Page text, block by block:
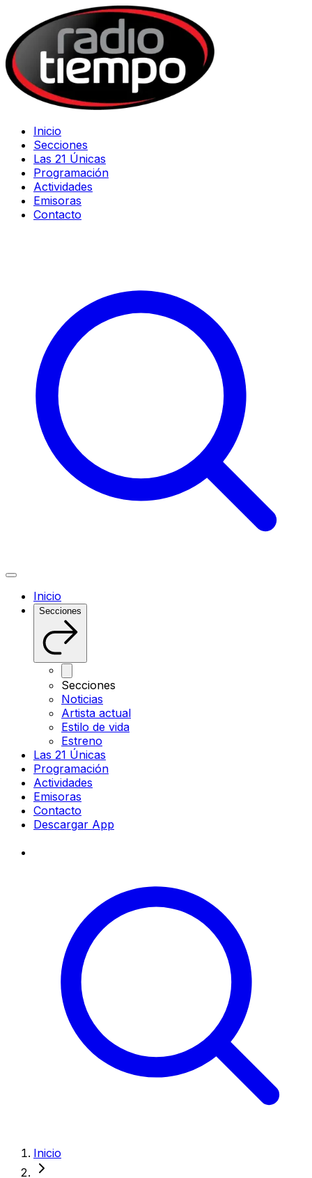
Inicio
Secciones
Las 21 Únicas
Programación
Actividades
Emisoras
Contacto
Inicio
Secciones
Secciones
Noticias
Artista actual
Estilo de vida
Estreno
Las 21 Únicas
Programación
Actividades
Emisoras
Contacto
Descargar App
Inicio